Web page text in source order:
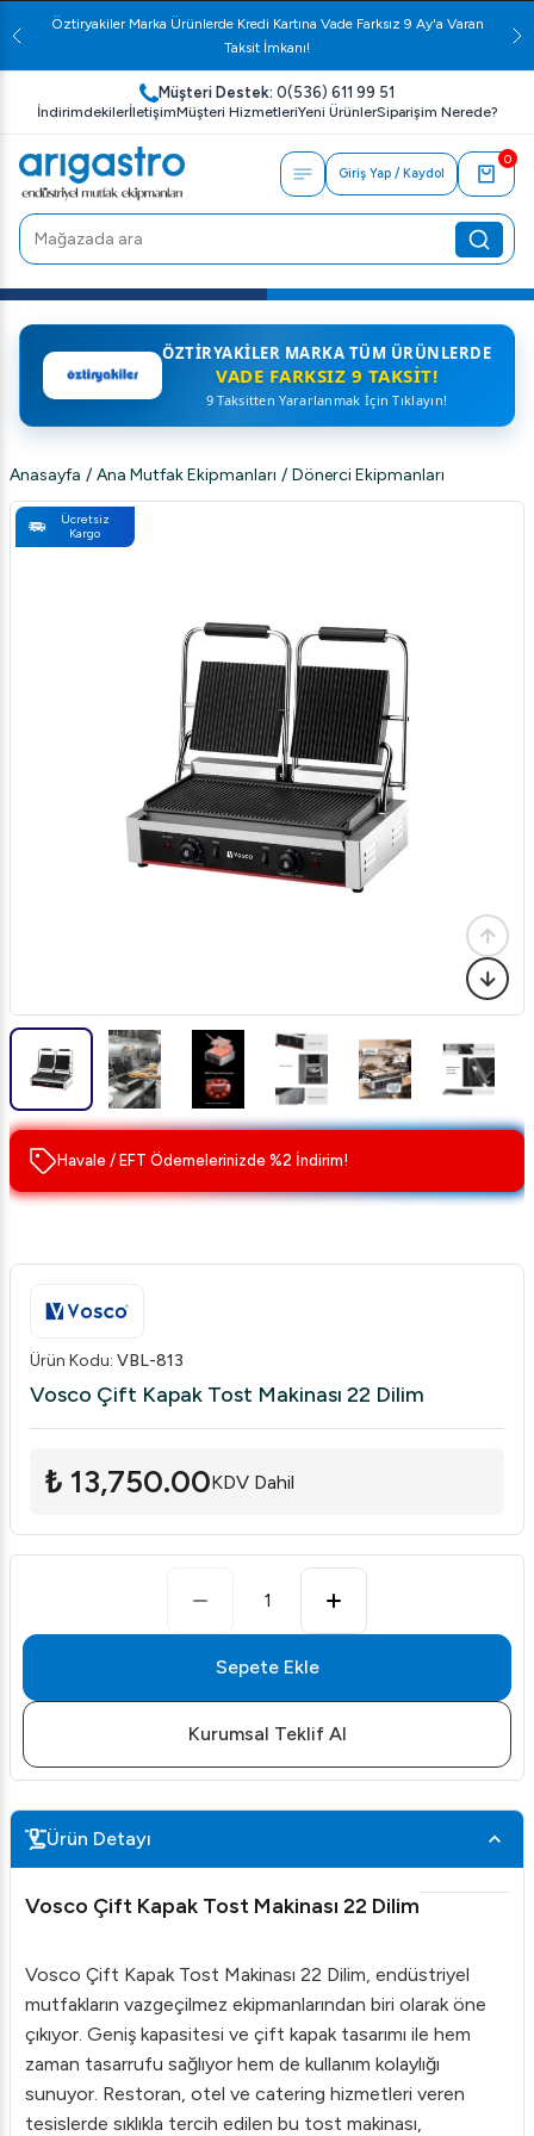
Öztiryakiler Marka Ürünlerde Kredi Kartına Vade Farksız 9 Ay'a Varan
Taksit İmkanı!
Müşteri Destek: 0(536) 611 99 51
İndirimdekilerİletişimMüşteri HizmetleriYeni ÜrünlerSiparişim Nerede?
Giriş Yap / Kaydol
0
ÖZTIRYAKILER MARKA TÜM ÜRÜNLERDE
VADE FARKSIZ 9 TAKSIT!
9 Taksitten Yararlanmak İçin Tıklayın!
Anasayfa / Ana Mutfak Ekipmanları / Dönerci Ekipmanları
Ücretsiz
Kargo
Havale / EFT Ödemelerinizde %2 İndirim!
Ürün Kodu: VBL-813
Vosco Çift Kapak Tost Makinası 22 Dilim
₺ 13,750.00KDV Dahil
1
Sepete Ekle
Kurumsal Teklif Al
Ürün Detayı
Vosco Çift Kapak Tost Makinası 22 Dilim
Vosco Çift Kapak Tost Makinası 22 Dilim, endüstriyel
mutfakların vazgeçilmez ekipmanlarından biri olarak öne
çıkıyor. Geniş kapasitesi ve çift kapak tasarımı ile hem
zaman tasarrufu sağlıyor hem de kullanım kolaylığı
sunuyor. Restoran, otel ve catering hizmetleri veren
tesislerde sıklıkla tercih edilen bu tost makinası,